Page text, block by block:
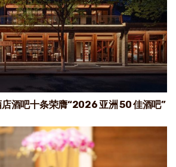
酒吧十条荣膺“2026 亚洲 50 佳酒吧”